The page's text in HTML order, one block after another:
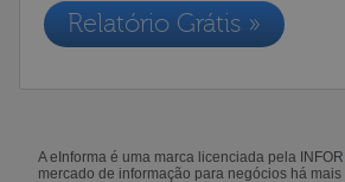
Relatório Grátis »
A eInforma é uma marca licenciada pela
mercado de informação para negócios há mais